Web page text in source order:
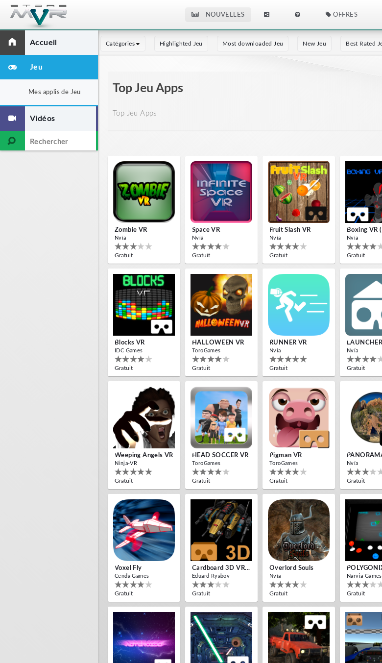
NOUVELLES OFFRES
Accueil
Jeu
Mes applis de Jeu
Vidéos
Catégories Highlighted Jeu Most downloaded Jeu New Jeu Best Rated
Top Jeu Apps
Top Jeu Apps
Zombie VR
Nvía
Gratuit
Space VR
Nvía
Gratuit
Fruit Slash VR
Nvía
Gratuit
Boxing VR
Nvía
Gratuit
Blocks VR
IDC Games
Gratuit
HALLOWEEN VR
ToroGames
Gratuit
RUNNER VR
Nvía
Gratuit
Nvía
Gratuit
Weeping Angels VR
Ninja-VR
Gratuit
HEAD SOCCER VR
ToroGames
Gratuit
Pigman VR
ToroGames
Gratuit
Nvía
Gratuit
Voxel Fly
Cenda Games
Gratuit
Cardboard 3D VR Space FPS Game
Eduard Ryabov
Gratuit
Overlord Souls
Nvía
Gratuit
Narvia Games
Gratuit